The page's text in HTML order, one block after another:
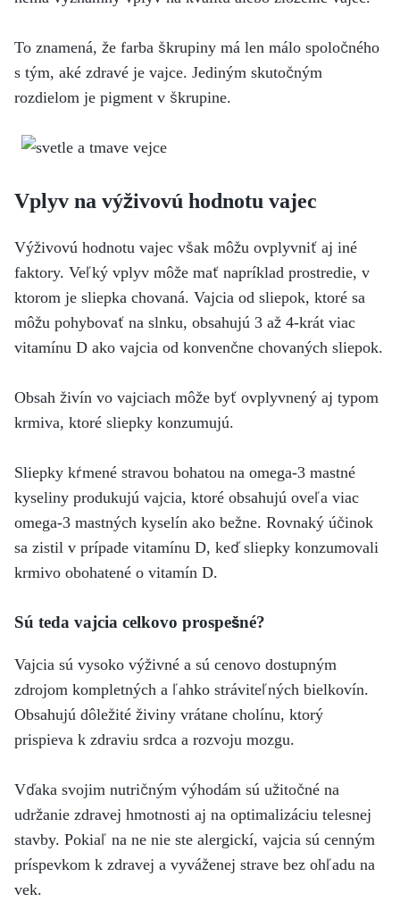
To znamená, že farba škrupiny má len málo spoločného
s tým, aké zdravé je vajce. Jediným skutočným
rozdielom je pigment v škrupine.
Vplyv na výživovú hodnotu vajec
Výživovú hodnotu vajec však môžu ovplyvniť aj iné
faktory. Veľký vplyv môže mať napríklad prostredie, v
ktorom je sliepka chovaná. Vajcia od sliepok, ktoré sa
môžu pohybovať na slnku, obsahujú 3 až 4-krát viac
vitamínu D ako vajcia od konvenčne chovaných sliepok.
Obsah živín vo vajciach môže byť ovplyvnený aj typom
krmiva, ktoré sliepky konzumujú.
Sliepky kŕmené stravou bohatou na omega-3 mastné
kyseliny produkujú vajcia, ktoré obsahujú oveľa viac
omega-3 mastných kyselín ako bežne. Rovnaký účinok
sa zistil v prípade vitamínu D, keď sliepky konzumovali
krmivo obohatené o vitamín D.
Sú teda vajcia celkovo prospešné?
Vajcia sú vysoko výživné a sú cenovo dostupným
zdrojom kompletných a ľahko stráviteľných bielkovín.
Obsahujú dôležité živiny vrátane cholínu, ktorý
prispieva k zdraviu srdca a rozvoju mozgu.
Vďaka svojim nutričným výhodám sú užitočné na
udržanie zdravej hmotnosti aj na optimalizáciu telesnej
stavby. Pokiaľ na ne nie ste alergickí, vajcia sú cenným
príspevkom k zdravej a vyváženej strave bez ohľadu na
vek.